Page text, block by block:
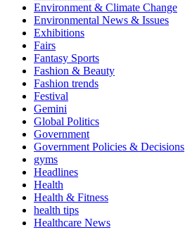
Environment & Climate Change
Environmental News & Issues
Exhibitions
Fairs
Fantasy Sports
Fashion & Beauty
Fashion trends
Festival
Gemini
Global Politics
Government
Government Policies & Decisions
gyms
Headlines
Health
Health & Fitness
health tips
Healthcare News